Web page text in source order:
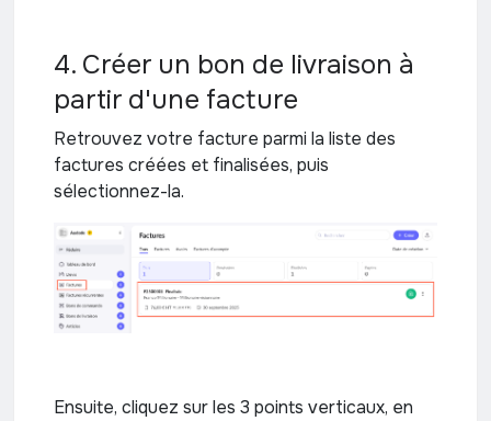
4. Créer un bon de livraison à
partir d'une facture
Retrouvez votre facture parmi la liste des
factures créées et finalisées, puis
sélectionnez-la.
Ensuite, cliquez sur les 3 points verticaux, en